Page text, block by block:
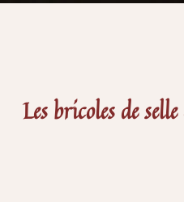
Les bricoles de